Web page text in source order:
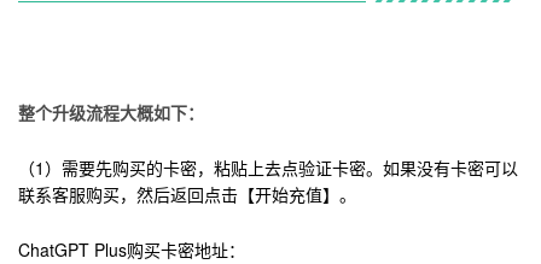
整个升级流程大概如下：
（1）需要先购买的卡密，粘贴上去点验证卡密。如果没有卡密可以
联系客服购买，然后返回点击【开始充值】。
ChatGPT Plus购买卡密地址：